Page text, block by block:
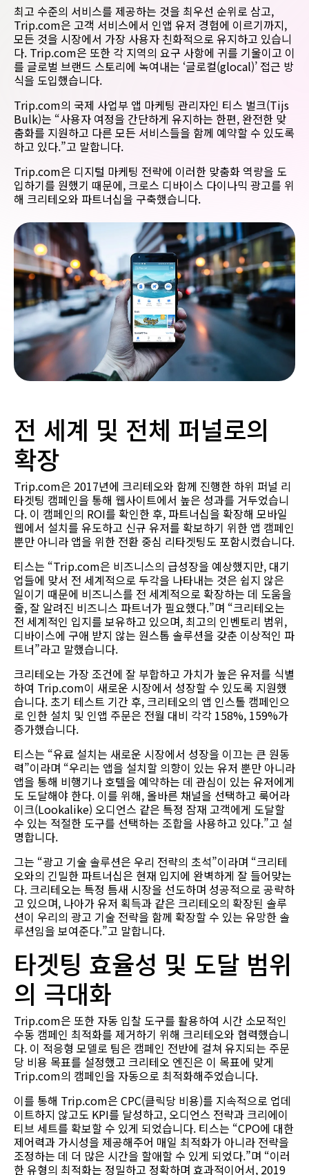
최고 수준의 서비스를 제공하는 것을 최우선 순위로 삼고,
Trip.com은 고객 서비스에서 인앱 유저 경험에 이르기까지,
모든 것을 시장에서 가장 사용자 친화적으로 유지하고 있습니
다. Trip.com은 또한 각 지역의 요구 사항에 귀를 기울이고 이
를 글로벌 브랜드 스토리에 녹여내는 ‘글로컬(glocal)’ 접근 방
식을 도입했습니다.
Trip.com의 국제 사업부 앱 마케팅 관리자인 티스 벌크(Tijs
Bulk)는 “사용자 여정을 간단하게 유지하는 한편, 완전한 맞
춤화를 지원하고 다른 모든 서비스들을 함께 예약할 수 있도록
하고 있다.”고 말합니다.
Trip.com은 디지털 마케팅 전략에 이러한 맞춤화 역량을 도
입하기를 원했기 때문에, 크로스 디바이스 다이나믹 광고를 위
해 크리테오와 파트너십을 구축했습니다.
전 세계 및 전체 퍼널로의
확장
Trip.com은 2017년에 크리테오와 함께 진행한 하위 퍼널 리
타겟팅 캠페인을 통해 웹사이트에서 높은 성과를 거두었습니
다. 이 캠페인의 ROI를 확인한 후, 파트너십을 확장해 모바일
웹에서 설치를 유도하고 신규 유저를 확보하기 위한 앱 캠페인
뿐만 아니라 앱을 위한 전환 중심 리타겟팅도 포함시켰습니다.
티스는 “Trip.com은 비즈니스의 급성장을 예상했지만, 대기
업들에 맞서 전 세계적으로 두각을 나타내는 것은 쉽지 않은
일이기 때문에 비즈니스를 전 세계적으로 확장하는 데 도움을
줄, 잘 알려진 비즈니스 파트너가 필요했다.”며 “크리테오는
전 세계적인 입지를 보유하고 있으며, 최고의 인벤토리 범위,
디바이스에 구애 받지 않는 원스톱 솔루션을 갖춘 이상적인 파
트너”라고 말했습니다.
크리테오는 가장 조건에 잘 부합하고 가치가 높은 유저를 식별
하여 Trip.com이 새로운 시장에서 성장할 수 있도록 지원했
습니다. 초기 테스트 기간 후, 크리테오의 앱 인스톨 캠페인으
로 인한 설치 및 인앱 주문은 전월 대비 각각 158%, 159%가
증가했습니다.
티스는 “유료 설치는 새로운 시장에서 성장을 이끄는 큰 원동
력”이라며 “우리는 앱을 설치할 의향이 있는 유저 뿐만 아니라
앱을 통해 비행기나 호텔을 예약하는 데 관심이 있는 유저에게
도 도달해야 한다. 이를 위해, 올바른 채널을 선택하고 룩어라
이크(Lookalike) 오디언스 같은 특정 잠재 고객에게 도달할
수 있는 적절한 도구를 선택하는 조합을 사용하고 있다.”고 설
명합니다.
그는 “광고 기술 솔루션은 우리 전략의 초석”이라며 “크리테
오와의 긴밀한 파트너십은 현재 입지에 완벽하게 잘 들어맞는
다. 크리테오는 특정 틈새 시장을 선도하며 성공적으로 공략하
고 있으며, 나아가 유저 획득과 같은 크리테오의 확장된 솔루
션이 우리의 광고 기술 전략을 함께 확장할 수 있는 유망한 솔
루션임을 보여준다.”고 말합니다.
타겟팅 효율성 및 도달 범위
의 극대화
Trip.com은 또한 자동 입찰 도구를 활용하여 시간 소모적인
수동 캠페인 최적화를 제거하기 위해 크리테오와 협력했습니
다. 이 적응형 모델로 팀은 캠페인 전반에 걸쳐 유지되는 주문
당 비용 목표를 설정했고 크리테오 엔진은 이 목표에 맞게
Trip.com의 캠페인을 자동으로 최적화해주었습니다.
이를 통해 Trip.com은 CPC(클릭당 비용)를 지속적으로 업데
이트하지 않고도 KPI를 달성하고, 오디언스 전략과 크리에이
티브 세트를 확보할 수 있게 되었습니다. 티스는 “CPO에 대한
제어력과 가시성을 제공해주어 매일 최적화가 아니라 전략을
조정하는 데 더 많은 시간을 할애할 수 있게 되었다.”며 “이러
한 유형의 최적화는 정밀하고 정확하며 효과적이어서, 2019